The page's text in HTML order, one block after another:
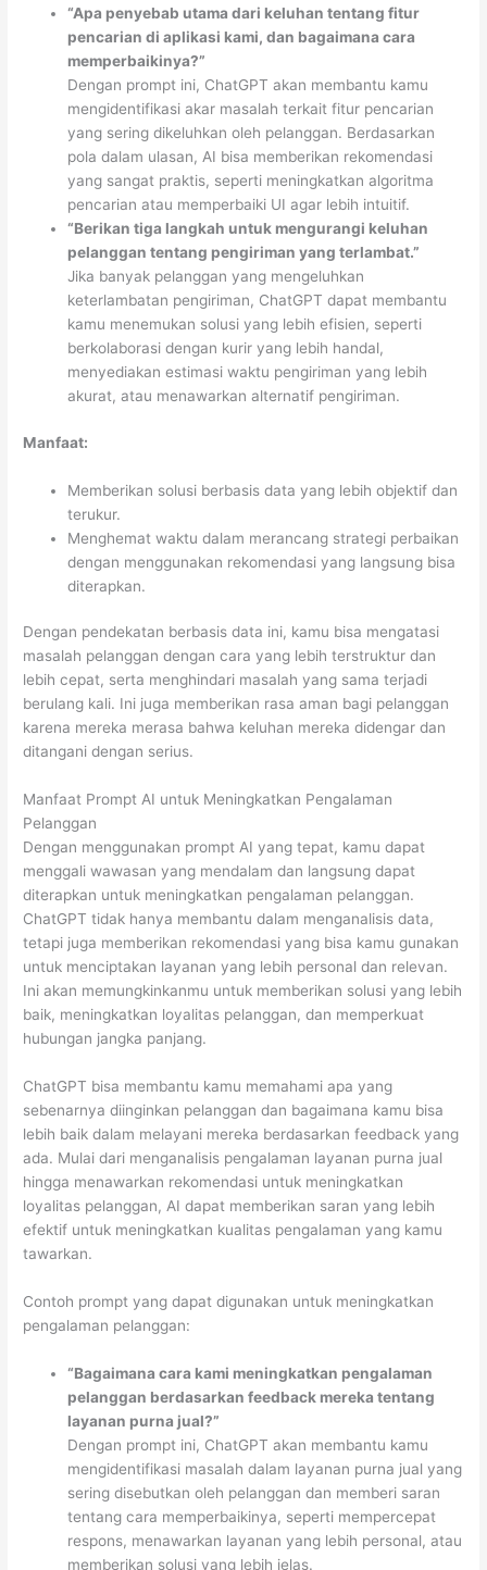
“Apa penyebab utama dari keluhan tentang fitur
pencarian di aplikasi kami, dan bagaimana cara
memperbaikinya?”
Dengan prompt ini, ChatGPT akan membantu kamu
mengidentifikasi akar masalah terkait fitur pencarian
yang sering dikeluhkan oleh pelanggan. Berdasarkan
pola dalam ulasan, AI bisa memberikan rekomendasi
yang sangat praktis, seperti meningkatkan algoritma
pencarian atau memperbaiki UI agar lebih intuitif.
“Berikan tiga langkah untuk mengurangi keluhan
pelanggan tentang pengiriman yang terlambat.”
Jika banyak pelanggan yang mengeluhkan
keterlambatan pengiriman, ChatGPT dapat membantu
kamu menemukan solusi yang lebih efisien, seperti
berkolaborasi dengan kurir yang lebih handal,
menyediakan estimasi waktu pengiriman yang lebih
akurat, atau menawarkan alternatif pengiriman.
Manfaat:
Memberikan solusi berbasis data yang lebih objektif dan
terukur.
Menghemat waktu dalam merancang strategi perbaikan
dengan menggunakan rekomendasi yang langsung bisa
diterapkan.
Dengan pendekatan berbasis data ini, kamu bisa mengatasi
masalah pelanggan dengan cara yang lebih terstruktur dan
lebih cepat, serta menghindari masalah yang sama terjadi
berulang kali. Ini juga memberikan rasa aman bagi pelanggan
karena mereka merasa bahwa keluhan mereka didengar dan
ditangani dengan serius.
Manfaat Prompt AI untuk Meningkatkan Pengalaman
Pelanggan
Dengan menggunakan prompt AI yang tepat, kamu dapat
menggali wawasan yang mendalam dan langsung dapat
diterapkan untuk meningkatkan pengalaman pelanggan.
ChatGPT tidak hanya membantu dalam menganalisis data,
tetapi juga memberikan rekomendasi yang bisa kamu gunakan
untuk menciptakan layanan yang lebih personal dan relevan.
Ini akan memungkinkanmu untuk memberikan solusi yang lebih
baik, meningkatkan loyalitas pelanggan, dan memperkuat
hubungan jangka panjang.
ChatGPT bisa membantu kamu memahami apa yang
sebenarnya diinginkan pelanggan dan bagaimana kamu bisa
lebih baik dalam melayani mereka berdasarkan feedback yang
ada. Mulai dari menganalisis pengalaman layanan purna jual
hingga menawarkan rekomendasi untuk meningkatkan
loyalitas pelanggan, AI dapat memberikan saran yang lebih
efektif untuk meningkatkan kualitas pengalaman yang kamu
tawarkan.
Contoh prompt yang dapat digunakan untuk meningkatkan
pengalaman pelanggan:
“Bagaimana cara kami meningkatkan pengalaman
pelanggan berdasarkan feedback mereka tentang
layanan purna jual?”
Dengan prompt ini, ChatGPT akan membantu kamu
mengidentifikasi masalah dalam layanan purna jual yang
sering disebutkan oleh pelanggan dan memberi saran
tentang cara memperbaikinya, seperti mempercepat
respons, menawarkan layanan yang lebih personal, atau
memberikan solusi yang lebih jelas.